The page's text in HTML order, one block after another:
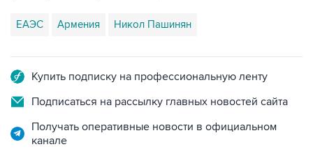
ЕАЭС Армения Никол Пашинян
Купить подписку на профессиональную ленту
Подписаться на рассылку главных новостей сайта
Получать оперативные новости в официальном
канале